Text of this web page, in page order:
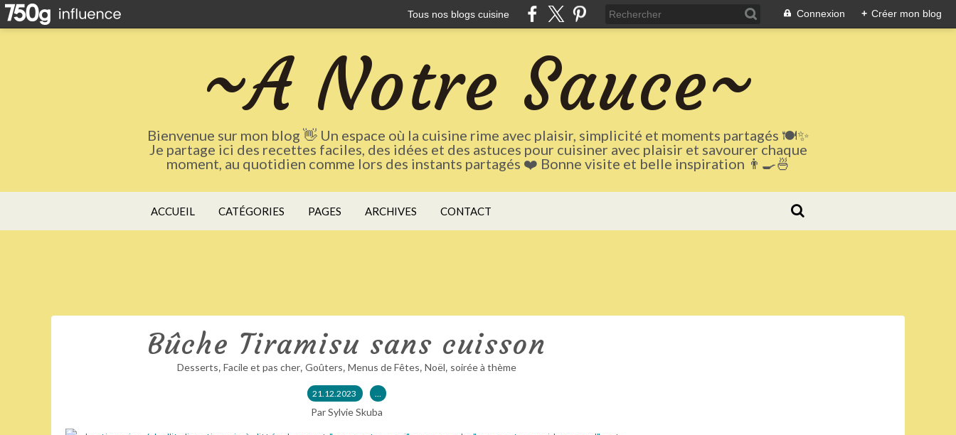
Tous nos blogs cuisine Connexion + Créer mon blog
~A Notre Sauce~
Bienvenue sur mon blog 👋 Un espace où la cuisine rime avec plaisir, simplicité et moments partagés 🍽️✨
Je partage ici des recettes faciles, des idées et des astuces pour cuisiner avec plaisir et savourer chaque
moment, au quotidien comme lors des instants partagés ❤️ Bonne visite et belle inspiration 👨‍🍳🍜
ACCUEIL CATÉGORIES PAGES ARCHIVES CONTACT
Bûche Tiramisu sans cuisson
Desserts, Facile et pas cher, Goûters, Menus de Fêtes, Noël, soirée à thème
21.12.2023 …
Par Sylvie Skuba